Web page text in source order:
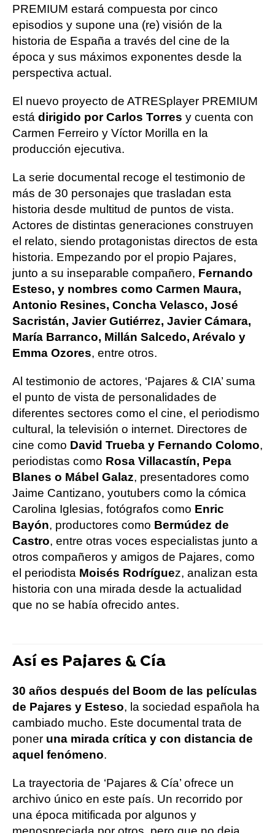
PREMIUM estará compuesta por cinco
episodios y supone una (re) visión de la
historia de España a través del cine de la
época y sus máximos exponentes desde la
perspectiva actual.
El nuevo proyecto de ATRESplayer PREMIUM
está dirigido por Carlos Torres y cuenta con
Carmen Ferreiro y Víctor Morilla en la
producción ejecutiva.
La serie documental recoge el testimonio de
más de 30 personajes que trasladan esta
historia desde multitud de puntos de vista.
Actores de distintas generaciones construyen
el relato, siendo protagonistas directos de esta
historia. Empezando por el propio Pajares,
junto a su inseparable compañero, Fernando
Esteso, y nombres como Carmen Maura,
Antonio Resines, Concha Velasco, José
Sacristán, Javier Gutiérrez, Javier Cámara,
María Barranco, Millán Salcedo, Arévalo y
Emma Ozores, entre otros.
Al testimonio de actores, ‘Pajares & CIA’ suma
el punto de vista de personalidades de
diferentes sectores como el cine, el periodismo
cultural, la televisión o internet. Directores de
cine como David Trueba y Fernando Colomo,
periodistas como Rosa Villacastín, Pepa
Blanes o Mábel Galaz, presentadores como
Jaime Cantizano, youtubers como la cómica
Carolina Iglesias, fotógrafos como Enric
Bayón, productores como Bermúdez de
Castro, entre otras voces especialistas junto a
otros compañeros y amigos de Pajares, como
el periodista Moisés Rodríguez, analizan esta
historia con una mirada desde la actualidad
que no se había ofrecido antes.
Así es Pajares & Cía
30 años después del Boom de las películas
de Pajares y Esteso, la sociedad española ha
cambiado mucho. Este documental trata de
poner una mirada crítica y con distancia de
aquel fenómeno.
La trayectoria de ‘Pajares & Cía’ ofrece un
archivo único en este país. Un recorrido por
una época mitificada por algunos y